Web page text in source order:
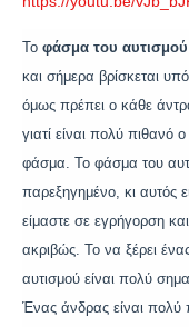
Το φάσμα του αυτισμού
και σήμερα βρίσκεται
όμως πρέπει ο κάθε
γιατί είναι πολύ
φάσμα. Το φάσμα του
παρεξηγημένο, κι αυτός
είμαστε σε εγρήγορση
ακριβώς. Το να ξέρει
αυτισμού είναι πολύ
Ένας άνδρας είναι πολύ